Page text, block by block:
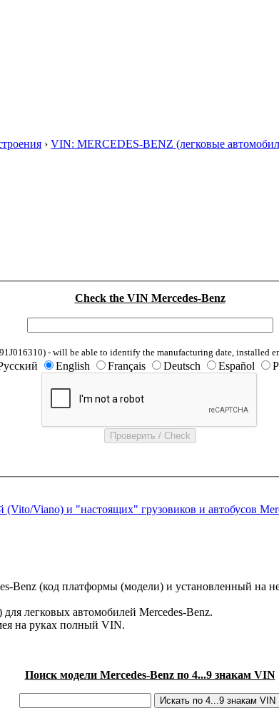
› VIN: MERCEDES-BENZ (легковые
Check the VIN Mercedes-Benz
- will be able to identify the manufacturing date, installed
English Français Deutsch Español
Viano) и "настоящих" грузовиков и автобусов
Benz (код платформы (модели) и установленный на
легковых автомобилей Mercedes-Benz.
на руках полный VIN.
Поиск модели Mercedes-Benz по 4...9 знакам VIN